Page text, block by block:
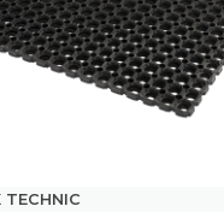
TECHNIC